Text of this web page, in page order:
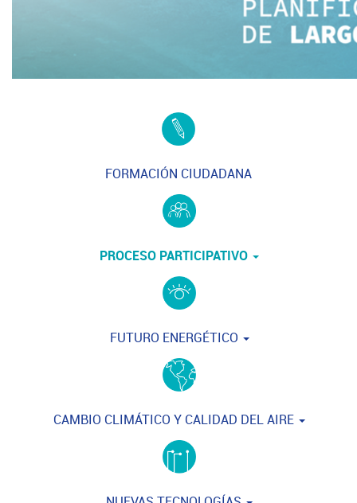
FORMACIÓN CIUDADANA
PROCESO PARTICIPATIVO
FUTURO ENERGÉTICO
CAMBIO CLIMÁTICO Y CALIDAD DEL AIRE